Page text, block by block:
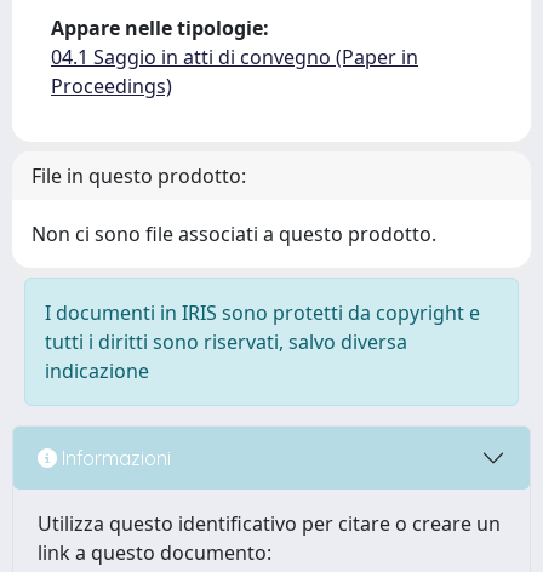
Appare nelle tipologie:
04.1 Saggio in atti di convegno (Paper in
Proceedings)
File in questo prodotto:
Non ci sono file associati a questo prodotto.
I documenti in IRIS sono protetti da copyright e
tutti i diritti sono riservati, salvo diversa
indicazione
Informazioni
Utilizza questo identificativo per citare o creare un
link a questo documento: